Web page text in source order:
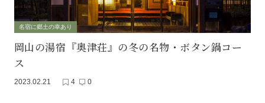
名宿に郷土の幸あり
岡山の湯宿『奥津荘』の冬の名物・ボタン鍋コー
ス
2023.02.21 4 0